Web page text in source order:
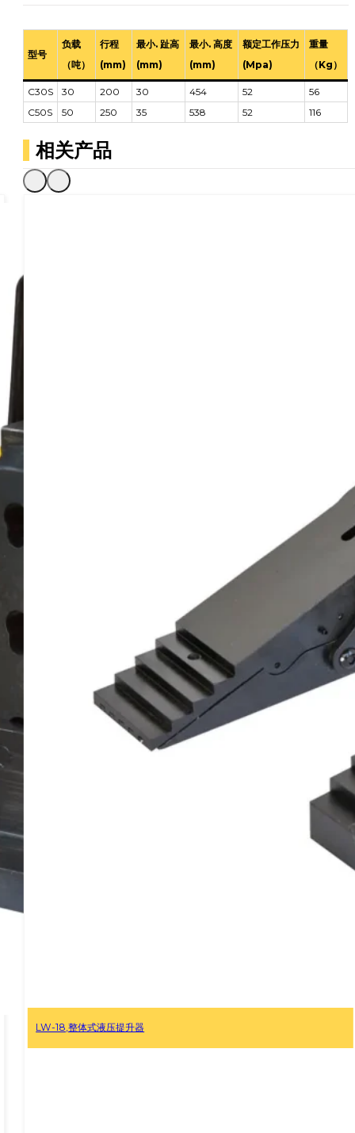
型号
负载
（吨）
行程
(mm)
最小. 趾高
(mm)
最小. 高度
(mm)
额定工作压力
(Mpa)
重量
（Kg）
C30S 30 200 30 454 52
56
C50S
50 250 35 538 52 116
相关产品
分离式爪式千斤顶